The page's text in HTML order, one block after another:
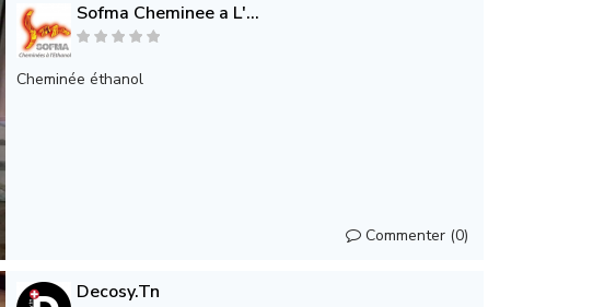
Sofma Cheminee a L'...
Cheminée éthanol
Commenter (0)
Decosy.Tn